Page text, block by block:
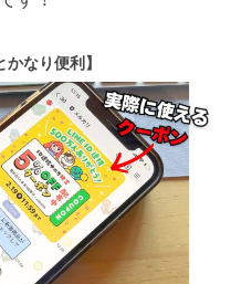
かなり便利】